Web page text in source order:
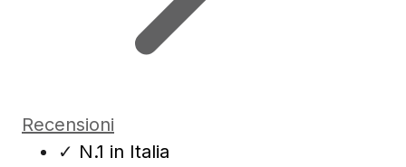
Recensioni
✓ N.1 in Italia